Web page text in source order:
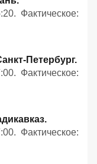
Фактическое:
Фактическое:
Фактическое: